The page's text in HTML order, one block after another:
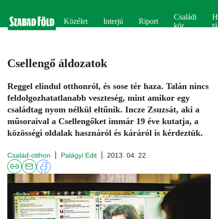
Közélet Interjú Riport
Családi
kör
Csellengő áldozatok
Reggel elindul otthonról, és sose tér haza. Talán nincs
feldolgozhatatlanabb veszteség, mint amikor egy
családtag nyom nélkül eltűnik. Incze Zsuzsát, aki a
műsoraival a Csellengőket immár 19 éve kutatja, a
közösségi oldalak hasznáról és káráról is kérdeztük.
Család-otthon Palágyi Edit 2013. 04. 22.